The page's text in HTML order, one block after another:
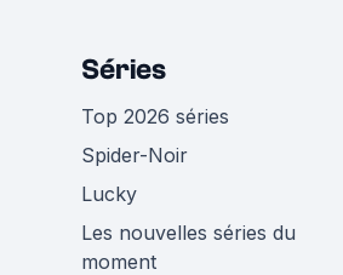
Séries
Top 2026 séries
Spider-Noir
Lucky
Les nouvelles séries du
moment